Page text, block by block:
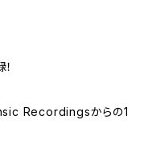
Recordingsからの1